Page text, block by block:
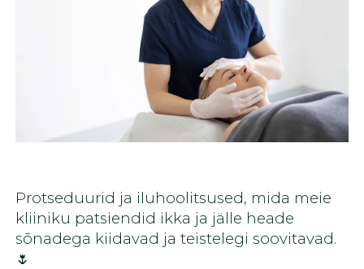
Protseduurid ja iluhoolitsused, mida meie
kliiniku patsiendid ikka ja jälle heade
sõnadega kiidavad ja teistelegi soovitavad.
🌷